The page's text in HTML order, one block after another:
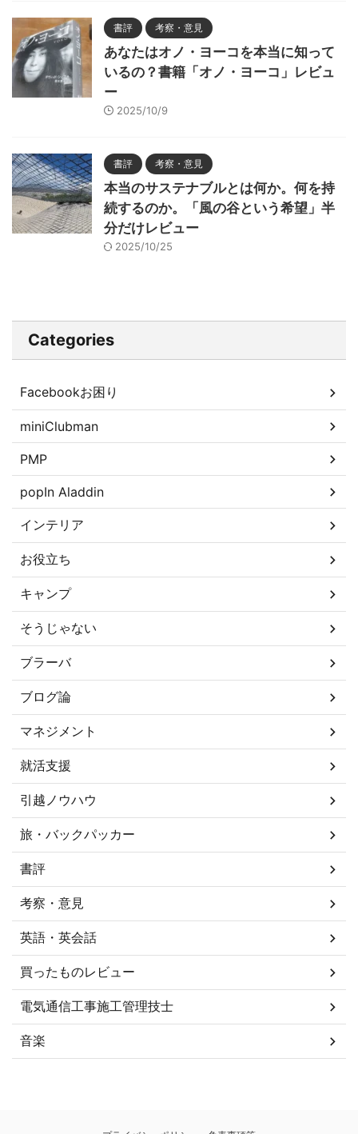
書評 考察・意見
あなたはオノ・ヨーコを本当に知って
いるの？書籍「オノ・ヨーコ」レビュ
ー
2025/10/9
書評 考察・意見
本当のサステナブルとは何か。何を持
続するのか。「風の谷という希望」半
分だけレビュー
2025/10/25
Categories
Facebookお困り
miniClubman
PMP
popIn Aladdin
インテリア
お役立ち
キャンプ
そうじゃない
ブラーバ
ブログ論
マネジメント
就活支援
引越ノウハウ
旅・バックパッカー
書評
考察・意見
英語・英会話
買ったものレビュー
電気通信工事施工管理技士
音楽